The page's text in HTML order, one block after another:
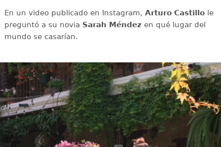
En un video publicado en Instagram, Arturo Castillole
preguntó a su novia Sarah Méndez en qué lugar del
mundo se casarían.